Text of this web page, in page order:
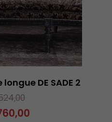
longue DE SADE 2